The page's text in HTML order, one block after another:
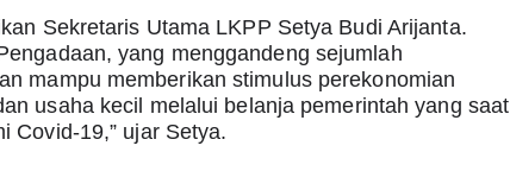
Sekretaris Utama LKPP Setya Budi Arijanta.
yang menggandeng sejumlah
mampu memberikan stimulus perekonomian
usaha kecil melalui belanja pemerintah yang saat
Covid-19,” ujar Setya.